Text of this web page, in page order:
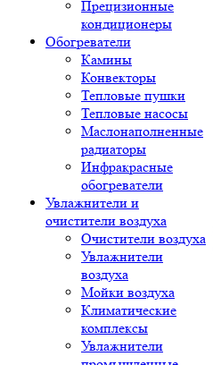
Прецизионные
кондиционеры
Обогреватели
Камины
Конвекторы
Тепловые пушки
Тепловые насосы
Маслонаполненные
радиаторы
Инфракрасные
обогреватели
Увлажнители и
очистители воздуха
Очистители воздуха
Увлажнители
воздуха
Мойки воздуха
Климатические
комплексы
Увлажнители